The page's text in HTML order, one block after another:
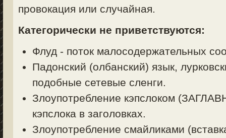
провокация или случайная.
Категорически не приветствуются:
Флуд - поток малосодержательных
Падонский (олбанский) язык,
подобные сетевые сленги.
Злоупотребление кэпслоком
кэпслока в заголовках.
Злоупотребление смайликами